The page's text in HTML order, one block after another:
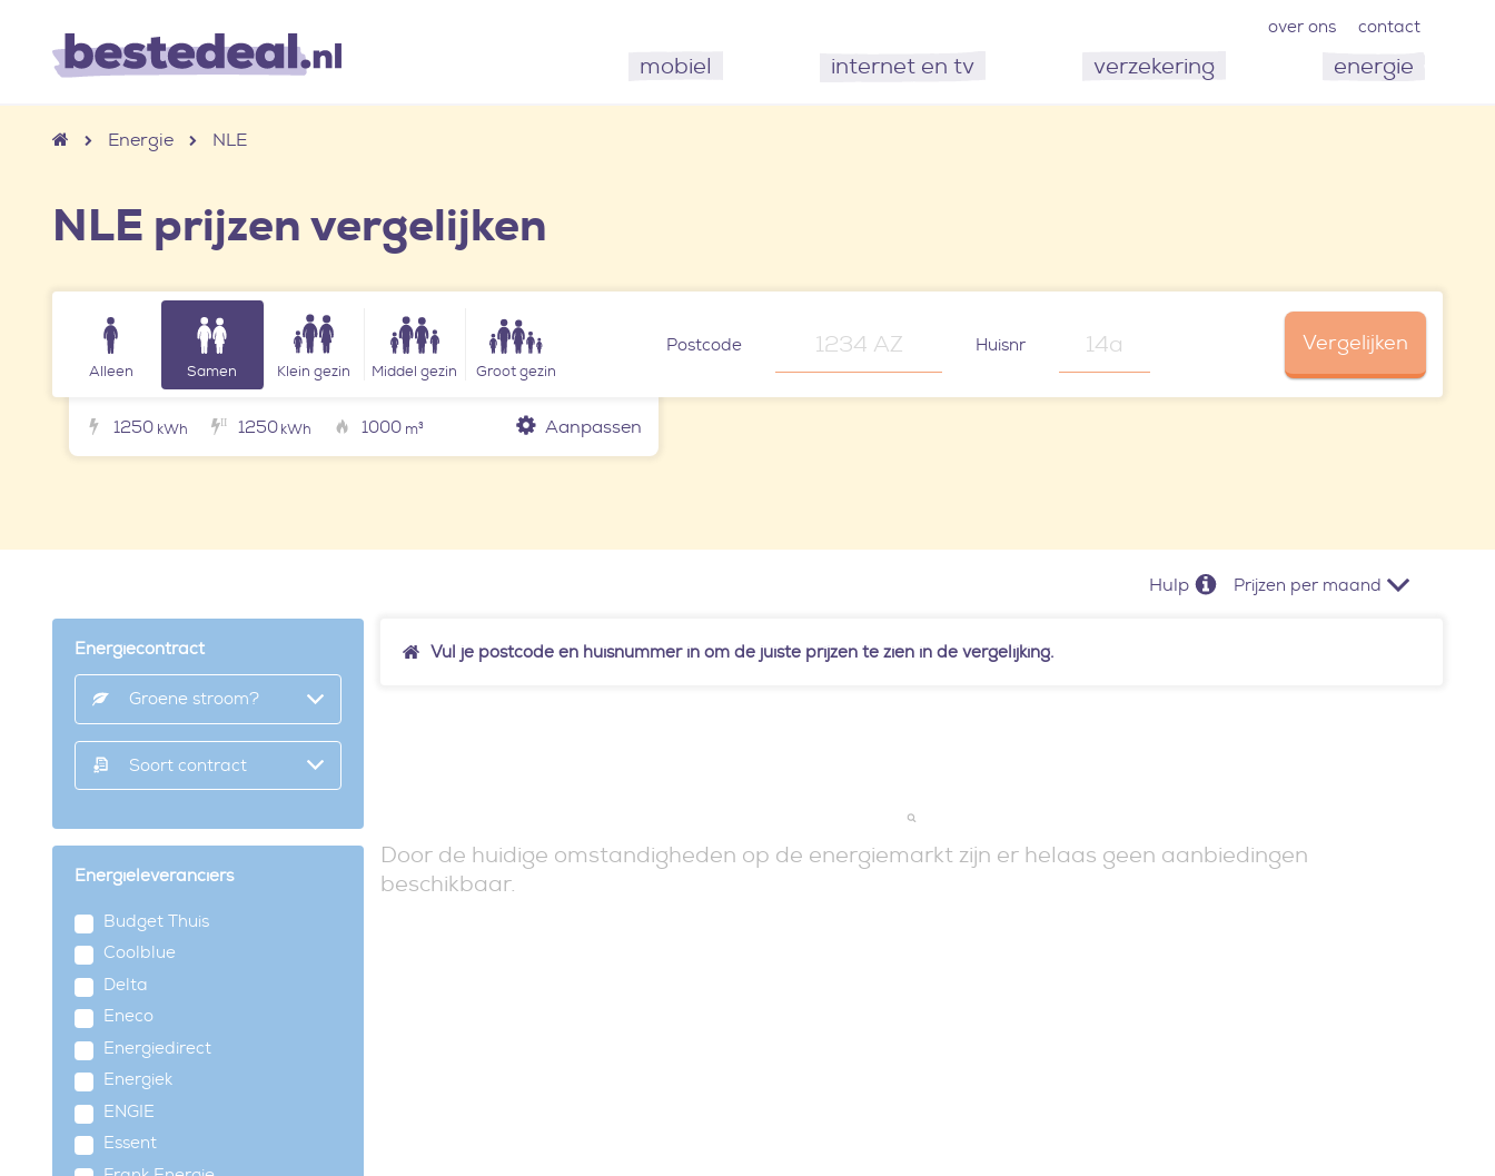
over ons contact
mobiel internet en tv verzekering energie
Energie NLE
NLE prijzen vergelijken
Alleen Samen Klein gezin Middel gezin Groot gezin
Postcode Huisnr Vergelijken
1250 kWh II 1250 kWh 1000 m³ Aanpassen
Hulp Prijzen per maand
Energiecontract
Groene stroom?
Soort contract
Energieleveranciers
Budget Thuis
Coolblue
Delta
Eneco
Energiedirect
Energiek
ENGIE
Essent
Vul je postcode en huisnummer in om de juiste prijzen te zien in de vergelijking.
Door de huidige omstandigheden op de energiemarkt zijn er helaas geen aanbiedingen
beschikbaar.